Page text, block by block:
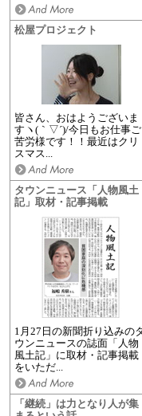
松屋プロジェクト
皆さん、おはようございま
すヽ(｀▽´)/今日もお仕事ご
苦労様です！！最近はクリ
スマス...
タウンニュース「人物風土
記」取材・記事掲載
1月27日の新聞折り込みの
ウンニュースの誌面「人物
風土記」に取材・記事掲載
をいただ...
「継続」は力となり人が集